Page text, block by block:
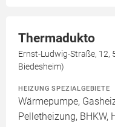
Thermadukto
Ernst-Ludwig-Straße, 12,
Biedesheim)
HEIZUNG SPEZIALGEBIETE
Wärmepumpe,
Pelletheizung, BHKW,